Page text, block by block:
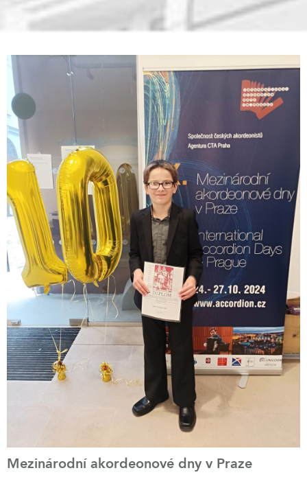
Mezinárodní akordeonové dny v Praze